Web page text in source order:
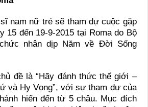
nam nữ trẻ sẽ tham dự cuộc gặp
15 đến 19-9-2015 tại Roma do Bộ
nhân dịp Năm về Đời Sống
đề là “Hãy đánh thức thế giới –
và Hy Vọng”, với sự tham dự của
hiến đến từ 5 châu. Mục đích